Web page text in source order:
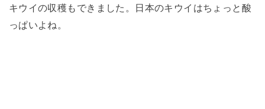
キウイの収穫もできました。日本のキウイはちょっと酸
っぱいよね。